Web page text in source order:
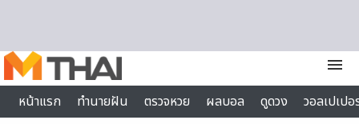
menu
หน้าแรก
ทำนายฝัน ตรวจหวย ผลบอล ดูดวง
วอลเปเป